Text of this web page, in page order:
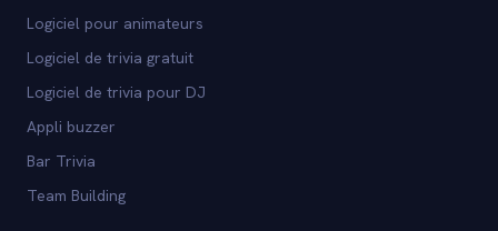
Logiciel pour animateurs
Logiciel de trivia gratuit
Logiciel de trivia pour DJ
Appli buzzer
Bar Trivia
Team Building